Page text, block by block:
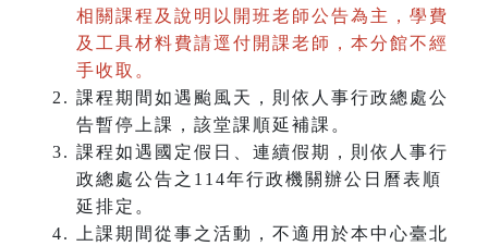
相關課程及說明以開班老師公告為主，學費
及工具材料費請逕付開課老師，本分館不經
手收取。
課程期間如遇颱風天，則依人事行政總處公
告暫停上課，該堂課順延補課。
課程如遇國定假日、連續假期，則依人事行
政總處公告之114年行政機關辦公日曆表順
延排定。
上課期間從事之活動，不適用於本中心臺北